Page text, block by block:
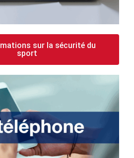
sur la sécurité du
sport